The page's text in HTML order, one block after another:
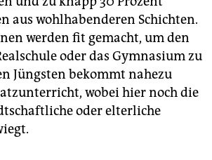
aus wohlhabenderen Schichten.
werden fit gemacht, um den
oder das Gymnasium zu
Jüngsten bekommt nahezu
wobei hier noch die
oder elterliche